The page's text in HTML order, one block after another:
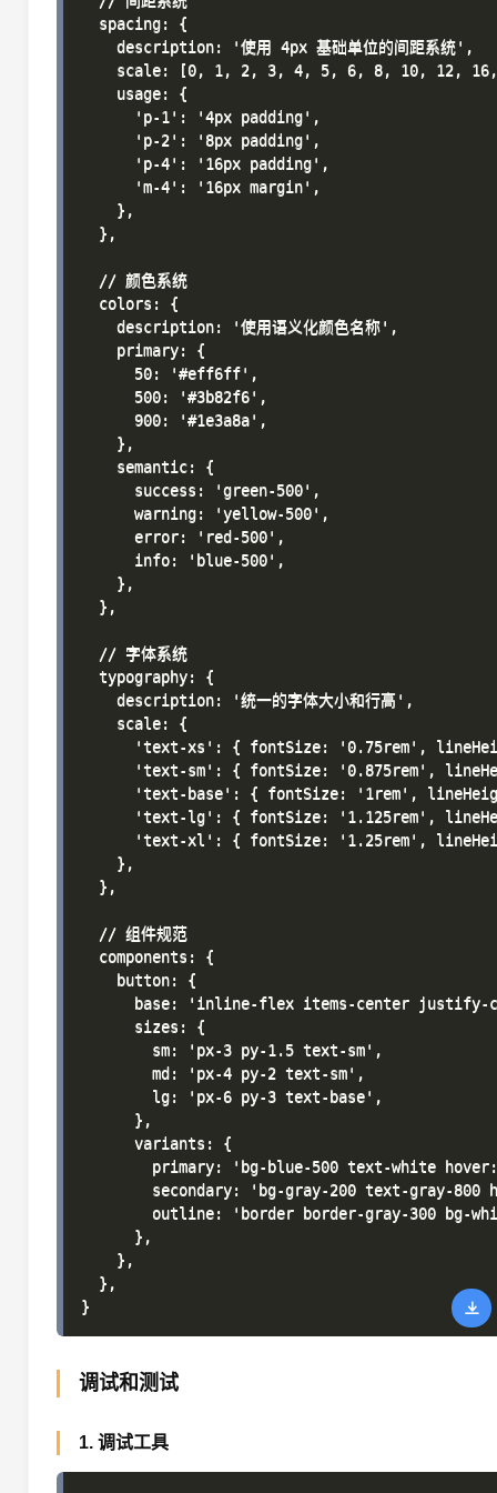
  spacing: {
    description: '使用 4px 基础单位的间距系统',
scale: [0, 1, 2, 3, 4, 5, 6, 8, 10, 12,
    usage: {
      'p-1': '4px padding',
      'p-2': '8px padding',
      'p-4': '16px padding',
      'm-4': '16px margin',
    },
  },
  // 颜色系统
  colors: {
    description: '使用语义化颜色名称',
    primary: {
      50: '#eff6ff',
      500: '#3b82f6',
      900: '#1e3a8a',
    },
    semantic: {
      success: 'green-500',
      warning: 'yellow-500',
      error: 'red-500',
      info: 'blue-500',
    },
  },
  // 字体系统
  typography: {
    description: '统一的字体大小和行高',
    scale: {
'text-xs': { fontSize: '0.75rem',
'text-sm': { fontSize: '0.875rem',
'text-base': { fontSize: '1rem',
'text-lg': { fontSize: '1.125rem',
'text-xl': { fontSize: '1.25rem',
    },
  },
  // 组件规范
  components: {
    button: {
base: 'inline-flex items-center
      sizes: {
        sm: 'px-3 py-1.5 text-sm',
        md: 'px-4 py-2 text-sm',
        lg: 'px-6 py-3 text-base',
      },
      variants: {
primary: 'bg-blue-500 text-white
secondary: 'bg-gray-200 text-gray-800
outline: 'border border-gray-300 bg-
      },
    },
  },
调试和测试
1. 调试工具